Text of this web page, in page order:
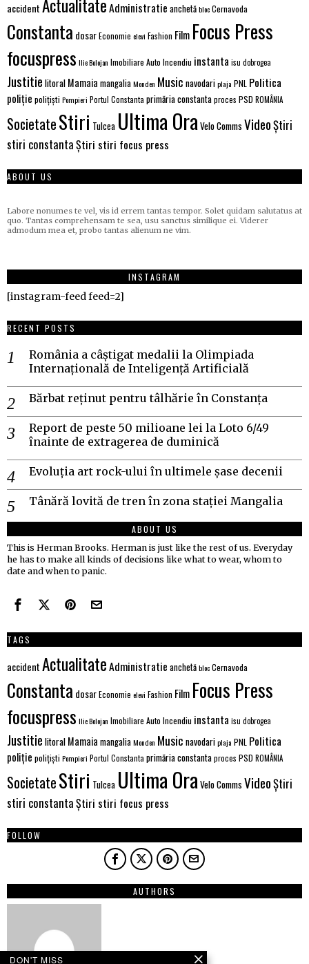
accidentActualitateAdministratie anchetăblocCernavoda
Constanta dosarEconomie elevi Fashion Film Focus Press
focuspress Ilie Bolojan Imobiliare Auto Incendiu instanta isu dobrogea
Justitie litoral Mamaia mangaliaMonden Music navodariplaja PNL Politica
poliție polițiști Pompieri Portul Constanta primăria constantaproces PSD ROMÂNIA
SocietateStiri Tulcea Ultima Ora Velo Comms VideoȘtiri
stiri constantaȘtiri stiri focus press
ABOUT US
Labore nonumes te vel, vis id errem tantas tempor. Solet quidam salutatus at
quo. Tantas comprehensam te sea, usu sanctus similique ei. Viderer
admodum mea et, probo tantas alienum ne vim.
INSTAGRAM
[instagram-feed feed=2]
RECENT POSTS
România a câștigat medalii la Olimpiada
Internațională de Inteligență Artificială
Bărbat reținut pentru tâlhărie în Constanța
Report de peste 50 milioane lei la Loto 6/49
înainte de extragerea de duminică
Evoluția art rock-ului în ultimele șase decenii
Tânără lovită de tren în zona stației Mangalia
ABOUT US
This is Herman Brooks. Herman is just like the rest of us. Everyday
he has to make all kinds of decisions like what to wear, whom to
date and when to panic.
TAGS
accidentActualitateAdministratie anchetăblocCernavoda
Constanta dosarEconomie elevi Fashion Film Focus Press
focuspress Ilie Bolojan Imobiliare Auto Incendiu instanta isu dobrogea
Justitie litoral Mamaia mangalia Monden Music navodariplaja PNL Politica
poliție polițiști Pompieri Portul Constanta primăria constantaproces PSD ROMÂNIA
SocietateStiri Tulcea Ultima Ora Velo Comms VideoȘtiri
stiri constantaȘtiri stiri focus press
FOLLOW
AUTHORS
DON'T MISS